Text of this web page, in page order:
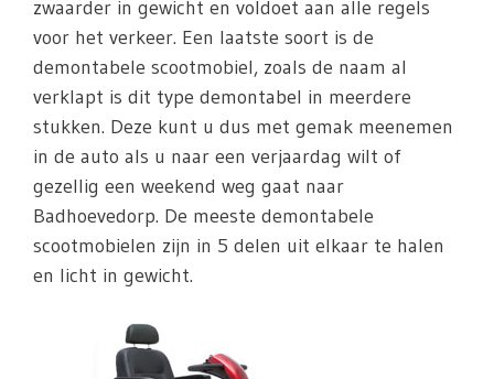
zwaarder in gewicht en voldoet aan alle regels
voor het verkeer. Een laatste soort is de
demontabele scootmobiel, zoals de naam al
verklapt is dit type demontabel in meerdere
stukken. Deze kunt u dus met gemak meenemen
in de auto als u naar een verjaardag wilt of
gezellig een weekend weg gaat naar
Badhoevedorp. De meeste demontabele
scootmobielen zijn in 5 delen uit elkaar te halen
en licht in gewicht.